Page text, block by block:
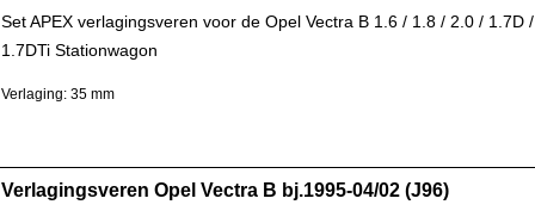
Set APEX verlagingsveren voor de Opel Vectra B 1.6 / 1.8 / 2.0 / 1.7D /
1.7DTi Stationwagon
Verlaging: 35 mm
Verlagingsveren Opel Vectra B bj.1995-04/02 (J96)